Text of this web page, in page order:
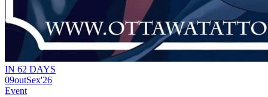
IN 62 DAYS
09outSex'26
Event